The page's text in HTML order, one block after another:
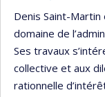
Denis Saint-
domaine de
Ses travaux
collective et aux
rationnelle